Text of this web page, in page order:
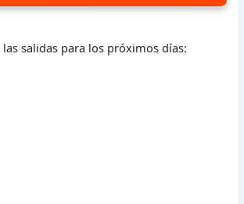
salidas para los próximos días: